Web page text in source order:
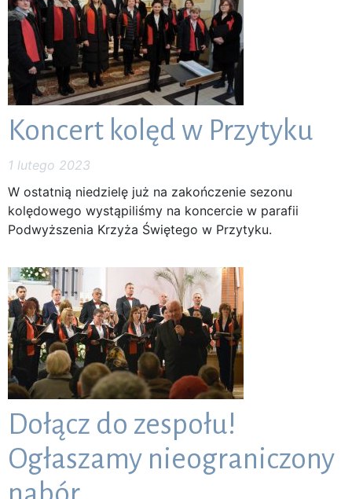
Koncert kolęd w Przytyku
1 lutego 2023
W ostatnią niedzielę już na zakończenie sezonu
kolędowego wystąpiliśmy na koncercie w parafii
Podwyższenia Krzyża Świętego w Przytyku.
Dołącz do zespołu!
Ogłaszamy nieograniczony